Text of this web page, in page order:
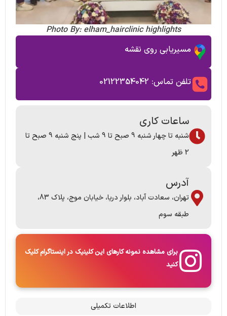
Photo By: elham_hairclinic highlights
مسیریابی روی نقشه
تلفن تماس: 02122354042
ساعات کاری
شنبه تا چهار شنبه 9 صبح تا 9 شب | پنج شنبه 9 صبح تا
2 ظهر
آدرس
تهران، سعادت آباد، بلوار دریا، خیابان موج، پلاک 83،
طبقه سوم
برای مشاهده نمونه کارهای این کلینیک در اینستاگرام کلیک
کنید
اطلاعات تکمیلی